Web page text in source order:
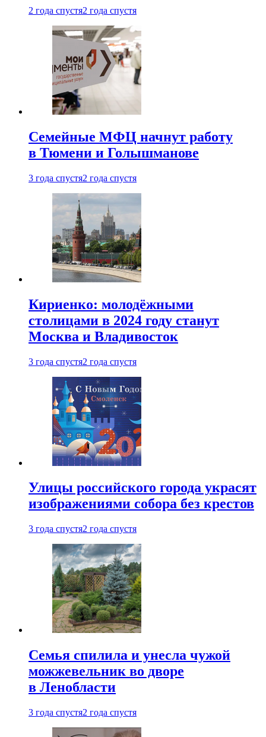
2 года спустя2 года спустя
Семейные МФЦ начнут работу
в Тюмени и Голышманове
3 года спустя2 года спустя
Кириенко: молодёжными
столицами в 2024 году станут
Москва и Владивосток
3 года спустя2 года спустя
Улицы российского города украсят
изображениями собора без крестов
3 года спустя2 года спустя
Семья спилила и унесла чужой
можжевельник во дворе
в Ленобласти
3 года спустя2 года спустя